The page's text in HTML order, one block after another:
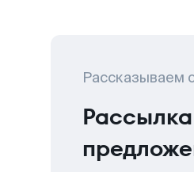
Рассказываем